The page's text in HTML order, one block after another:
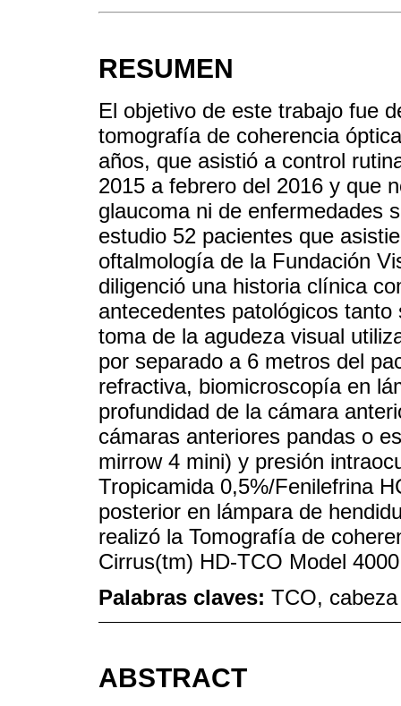
RESUMEN
El objetivo de este trabajo fue
tomografía de coherencia
años, que asistió a control
2015 a febrero del 2016 y que
glaucoma ni de enfermedades
estudio 52 pacientes que
oftalmología de la Fundación
diligenció una historia clínica
antecedentes patológicos
toma de la agudeza visual
por separado a 6 metros del
refractiva, biomicroscopía en
profundidad de la cámara
cámaras anteriores pandas o
mirrow 4 mini) y presión
Tropicamida 0,5%/Fenilefrina
posterior en lámpara de
realizó la Tomografía de
Cirrus(tm) HD-TCO Model
Palabras claves: TCO,
ABSTRACT